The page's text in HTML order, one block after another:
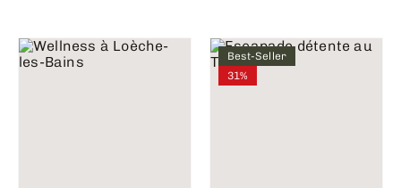
Best-Seller
31%